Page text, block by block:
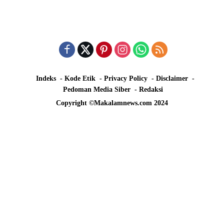
Indeks Kode Etik Privacy Policy
Disclaimer
Pedoman Media Siber
Redaksi
Copyright ©Makalamnews.com 2024